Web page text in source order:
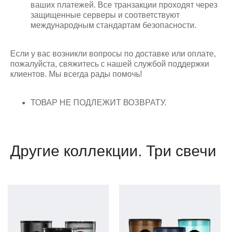
ваших платежей. Все транзакции проходят через
защищенные серверы и соответствуют
международным стандартам безопасности.
Если у вас возникли вопросы по доставке или оплате,
пожалуйста, свяжитесь с нашей службой поддержки
клиентов. Мы всегда рады помочь!
ТОВАР НЕ ПОДЛЕЖИТ ВОЗВРАТУ.
Другие коллекции. Три свечи